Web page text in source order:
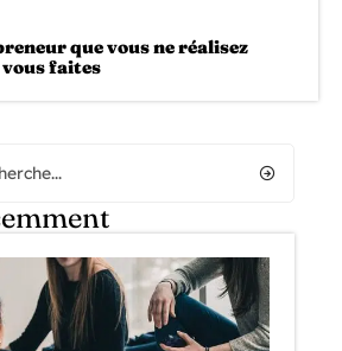
que vous ne réalisez
faites